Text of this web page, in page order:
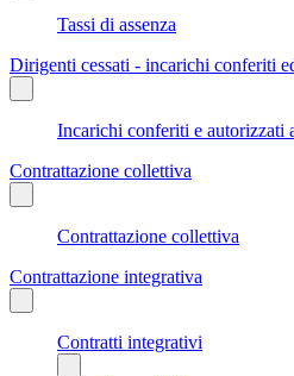
Tassi di assenza
Dirigenti cessati - incarichi conferiti
Incarichi conferiti e autorizzati
Contrattazione collettiva
Contrattazione collettiva
Contrattazione integrativa
Contratti integrativi